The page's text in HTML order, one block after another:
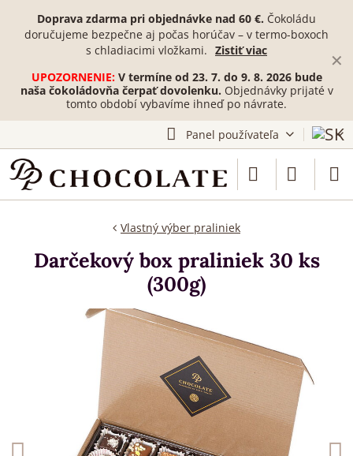
✕
Doprava zdarma pri objednávke nad 60 €. Čokoládu
doručujeme bezpečne aj počas horúčav – v termo-boxoch
s chladiacimi vložkami. Zistiť viac
UPOZORNENIE:V termíne od 23. 7. do 9. 8. 2026 bude
naša čokoládovňa čerpať dovolenku. Objednávky prijaté v
tomto období vybavíme ihneď po návrate.
Panel používateľa
Vlastný výber praliniek
Darčekový box praliniek 30 ks
(300g)